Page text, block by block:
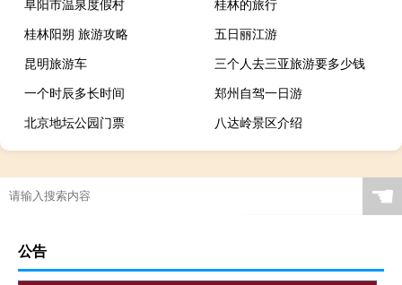
阜阳市温泉度假村
桂林的旅行
桂林阳朔 旅游攻略
五日丽江游
昆明旅游车
三个人去三亚旅游要多少钱
一个时辰多长时间
郑州自驾一日游
北京地坛公园门票
八达岭景区介绍
☚
公告